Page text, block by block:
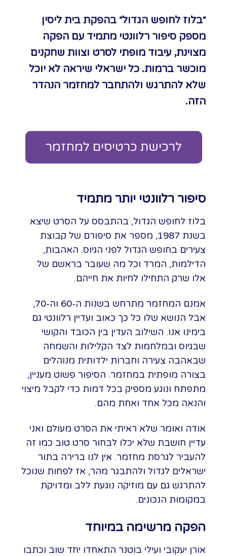
״בלוז לחופש הגדול״ בהפקת בית ליסין
מספק סיפור רלוונטי מתמיד עם הפקה
מצוינת, עיבוד מופתי לסרט וצוות שחקנים
מוכשר ברמות. כל ישראלי שיראה לא יוכל
שלא להתרגש ולהתחבר למחזמר הנהדר
הזה.
לרכישת כרטיסים למחזמר
סיפור רלוונטי יותר מתמיד
בלוז לחופש הגדול, בהתבסס על הסרט שיצא
בשנת 1987, מספר את סיפורם של קבוצת
צעירים בחופש הגדול לפני הגיוס. האהבות,
הדילמות, המרד וכל מה שעובר בראשם של
אלו שרק התחילו לחיות את חייהם.
אמנם המחזמר מתרחש בשנות ה-60 וה-70,
אבל הנושא שלו כל כך כאוב ועדיין רלוונטי גם
בימינו אנו. השילוב העדין בין הכובד והקושי
שבגיוס ובמלחמות לצד הקלילות והשמחה
שבאהבה צעירה וחברות ילדותית מנוהלים
בצורה מופתית במחזמר. הסיפור פשוט מעניין,
מתפתח ונוגע מספיק בכל דמות כדי לקבל מיצוי
והנאה מכל אחד ואחת מהם.
אודה ואומר שלא ראיתי את הסרט מעולם ואני
עדיין חושבת שלא יכלו לבחור סרט טוב כמו זה
להעביר לגרסת מחזמר. אין לנו ברירה בתור
ישראלים לגדול ולהתבגר מהר, אז לפחות שנוכל
להתרגש גם עם מוזיקה נוגעת ללב ומדויקת
במקומות הנכונים.
הפקה מרשימה במיוחד
אורן יעקובי ועילי בוטנר התאחדו יחד שוב וכתבו